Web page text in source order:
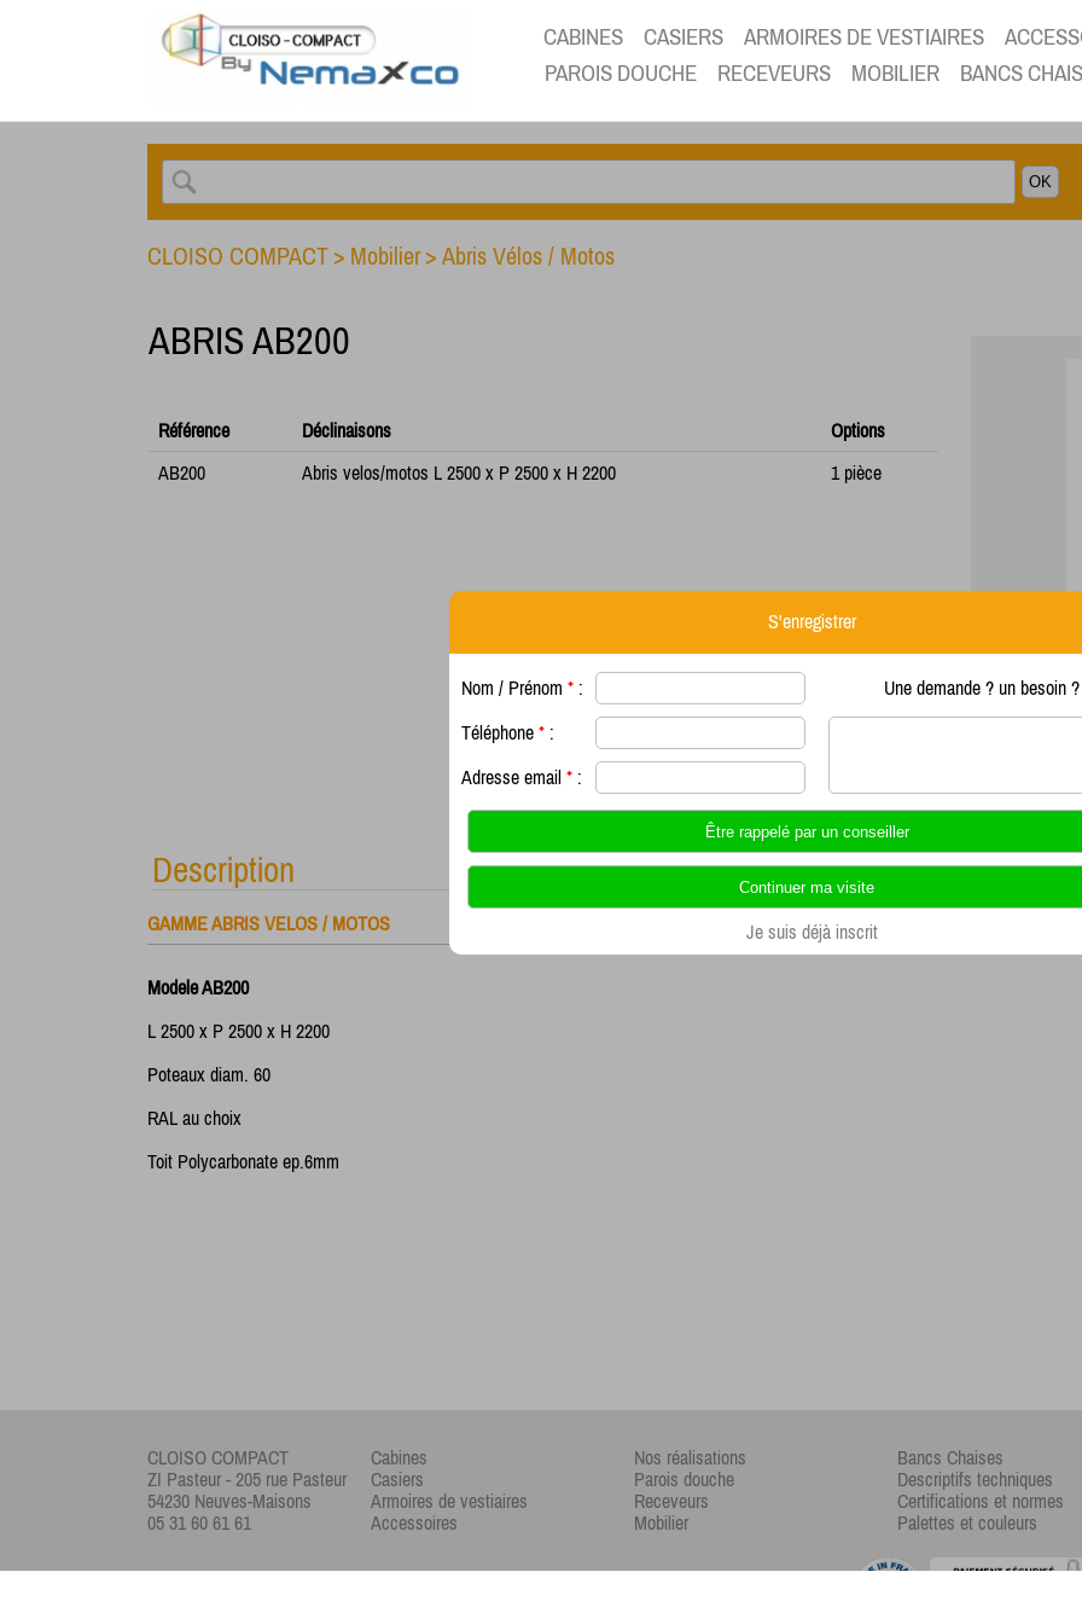
CABINES CASIERS ARMOIRES DE VESTIAIRES
PAROIS DOUCHE
RECEVEURS MOBILIER BANCS
CLOISO COMPACT > Mobilier > Abris Vélos / Motos
ABRIS AB200
Référence Déclinaisons
Options
AB200
Abris velos/motos L 2500 x P 2500 x H 2200 1 pièce
Description
GAMME ABRIS VELOS / MOTOS
Modele AB200
L 2500 x P 2500 x H 2200
Poteaux diam. 60
RAL au choix
Toit Polycarbonate ep.6mm
CLOISO COMPACT
ZI Pasteur - 205 rue Pasteur
54230 Neuves-Maisons
05 31 60 61 61
Cabines
Casiers
Armoires de vestiaires
Accessoires
Nos réalisations
Parois douche
Receveurs
Mobilier
Bancs Chaises
Descriptifs techniques
Certifications et normes
Palettes et couleurs
S'enregistrer
Nom / Prénom * :
Téléphone * :
Adresse email * :
Une demande ? un besoin
Je suis déjà inscrit